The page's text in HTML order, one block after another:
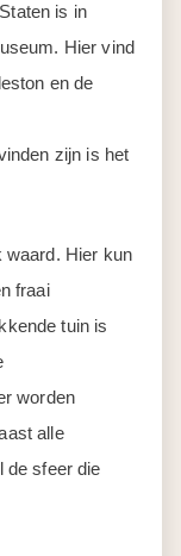
is in
Hier vind
en de
zijn is het
waard. Hier kun
fraai
tuin is
worden
alle
de sfeer die